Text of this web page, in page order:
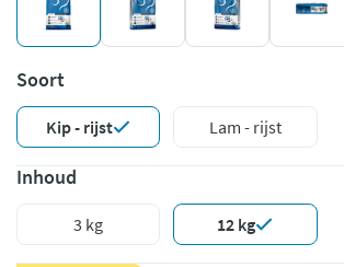
Soort
Kip - rijst Lam - rijst
Inhoud
3 kg 12 kg